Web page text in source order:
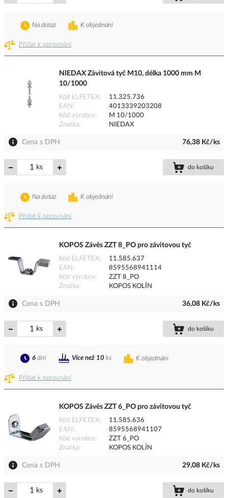
Přidat k porovnání
K objednání
Na dotaz
NIEDAX Závitová tyč M10, délka 1000 mm M
10/1000
Kód ELFETEX
11.325.736
EAN
4013339203208
Kód výrobce
M 10/1000
Značka
NIEDAX
Cena s DPH 76,38 Kč/ks
ks do košíku
Přidat k porovnání
K objednání
Na dotaz
KOPOS Závěs ZZT 8_PO pro závitovou tyč
Kód ELFETEX
11.585.637
EAN
8595568941114
Kód výrobce
ZZT 8_PO
Značka
KOPOS KOLÍN
Cena s DPH 36,08 Kč/ks
ks do košíku
Přidat k porovnání
K objednání
6 dní Více než 10 ks
KOPOS Závěs ZZT 6_PO pro závitovou tyč
Kód ELFETEX
11.585.636
EAN
8595568941107
Kód výrobce
ZZT 6_PO
Značka
KOPOS KOLÍN
Cena s DPH 29,08 Kč/ks
ks do košíku